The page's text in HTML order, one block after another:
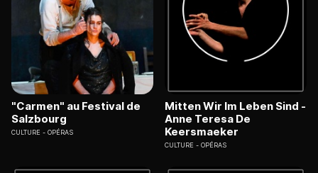
"Carmen" au Festival de
Salzbourg
CULTURE OPÉRAS
Mitten Wir Im Leben Sind -
Anne Teresa De
Keersmaeker
CULTURE OPÉRAS